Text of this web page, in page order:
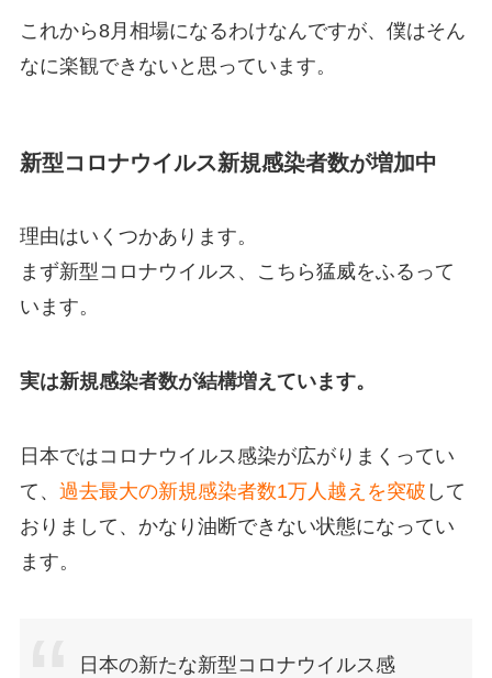
これから8月相場になるわけなんですが、僕はそん
なに楽観できないと思っています。
新型コロナウイルス新規感染者数が増加中
理由はいくつかあります。
まず新型コロナウイルス、こちら猛威をふるって
います。
実は新規感染者数が結構増えています。
日本ではコロナウイルス感染が広がりまくってい
て、 過去最大の新規感染者数1万人越えを突破 して
おりまして、かなり油断できない状態になってい
ます。
日本の新たな新型コロナウイルス感